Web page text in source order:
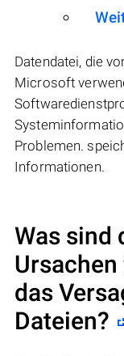
Datendatei, die
Microsoft
Problemen.
Informationen.
Was sind
das
Dateien?